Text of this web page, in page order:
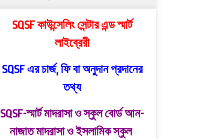
SQSF কাউন্সেলিং সেন্টার এন্ড স্মার্ট
লাইব্রেরী
SQSF এর চার্জ, ফি বা অনুদান প্রদানের
তথ্য
SQSF-স্মার্ট মাদরাসা ও স্কুল বোর্ডআন-
নাজাত মাদরাসা ও ইসলামিক স্কুল